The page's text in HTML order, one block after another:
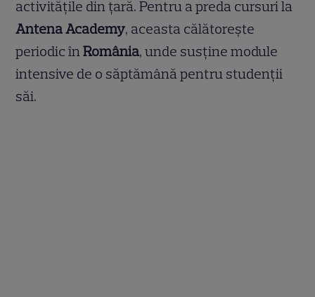
activitățile din țară. Pentru a preda cursuri la
Antena Academy, aceasta călătorește
periodic înRomânia, unde susține module
intensive de o săptămână pentru studenții
săi.